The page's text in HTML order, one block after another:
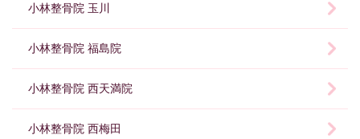
小林整骨院 玉川
小林整骨院 福島院
小林整骨院 西天満院
小林整骨院 西梅田